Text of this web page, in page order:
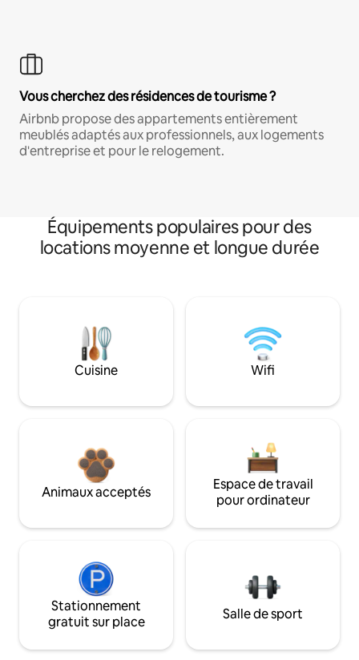
Vous cherchez des résidences de tourisme ?
Airbnb propose des appartements entièrement
meublés adaptés aux professionnels, aux logements
d'entreprise et pour le relogement.
Équipements populaires pour des
locations moyenne et longue durée
Cuisine Wifi
Animaux acceptés
Espace de travail
pour ordinateur
Stationnement
gratuit sur place
Salle de sport